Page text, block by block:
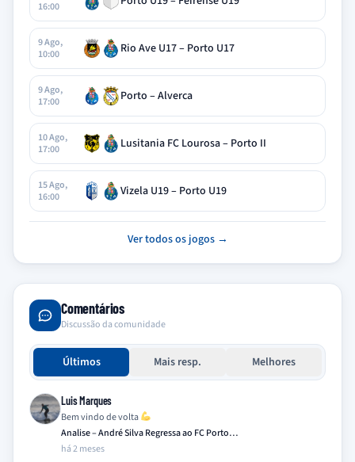
16:00
9 Ago,
10:00
Rio Ave U17 – Porto U17
9 Ago,
17:00
Porto – Alverca
10 Ago,
17:00
Lusitania FC Lourosa – Porto II
15 Ago,
16:00
Vizela U19 – Porto U19
Ver todos os jogos →
Comentários
Discussão da comunidade
Últimos Mais resp. Melhores
Luis Marques
Bem vindo de volta
Analise – André Silva Regressa ao FC Porto…
há 2 meses